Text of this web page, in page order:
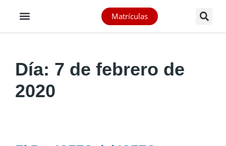
Matrículas
Día: 7 de febrero de
2020